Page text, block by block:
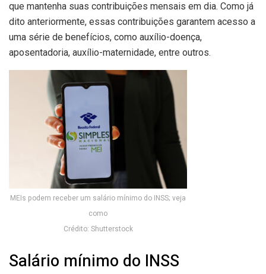
que mantenha suas contribuições mensais em dia. Como já
dito anteriormente, essas contribuições garantem acesso a
uma série de benefícios, como auxílio-doença,
aposentadoria, auxílio-maternidade, entre outros.
MEIs podem receber um salário mínimo do INSS; veja
como
Crédito: Shutterstock
Salário mínimo do INSS